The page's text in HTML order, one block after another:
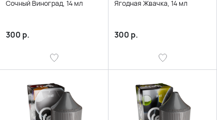
Сочный Виноград, 14 мл
300 р.
Ягодная Жвачка, 14 мл
300 р.